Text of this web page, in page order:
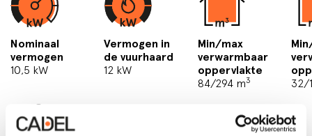
Nominaal
vermogen
10,5 kW
Vermogen in
de vuurhaard
12 kW
Min/max
verwarmbaar
oppervlakte
84/294 m3
32/